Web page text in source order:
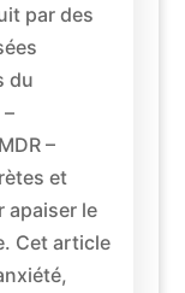
par des
du
–
et
apaiser le
Cet article